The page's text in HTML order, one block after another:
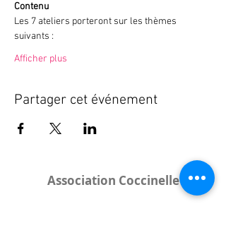
Contenu
Les 7 ateliers porteront sur les thèmes
suivants :
Afficher plus
Partager cet événement
Association Coccinelle